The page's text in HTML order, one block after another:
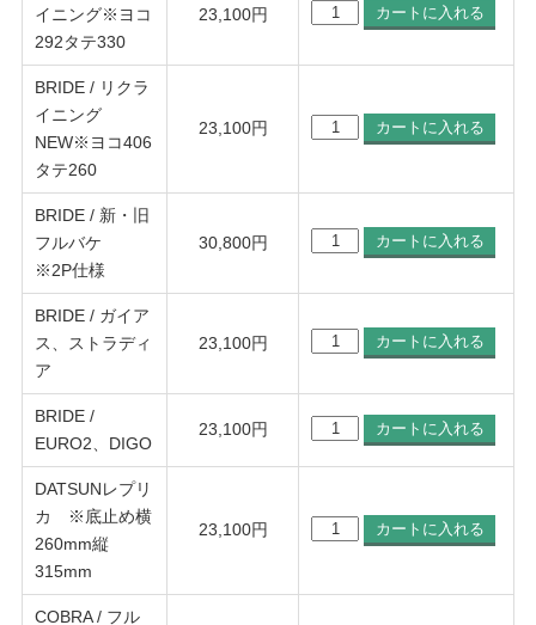
イニング※ヨコ
292タテ330
23,100円
BRIDE / リクラ
イニング
NEW※ヨコ406
タテ260
23,100円
BRIDE / 新・旧
フルバケ
※2P仕様
30,800円
BRIDE / ガイア
ス、ストラディ
ア
23,100円
BRIDE /
EURO2、DIGO
23,100円
DATSUNレプリ
カ ※底止め横
260mm縦
315mm
23,100円
COBRA / フル